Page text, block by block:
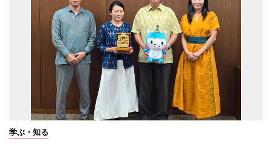
学ぶ・知る